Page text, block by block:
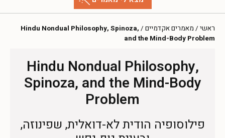
ראשי / מאמרים אקדמיים /
Hindu Nondual Philosophy, Spinoza,
and the Mind-Body Problem
Hindu Nondual Philosophy,
Spinoza, and the Mind-Body
Problem
פילוסופיה הודית לא-דואלית, שפינוזה,